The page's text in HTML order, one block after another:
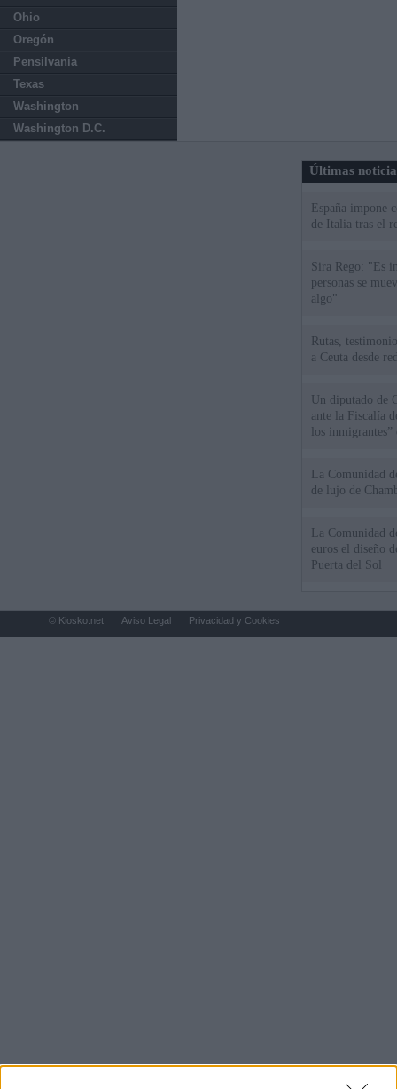
Ohio
Oregón
Pensilvania
Texas
Washington
Washington D.C.
Últimas
España impone
de Italia tras el
Sira Rego: "Es
personas se
algo"
Rutas,
a Ceuta desde
Un diputado de
ante la Fiscalía
los inmigrantes”
La Comunidad
de lujo de
La Comunidad
euros el diseño
Puerta del Sol
© Kiosko.net Aviso Legal Privacidad y Cookies